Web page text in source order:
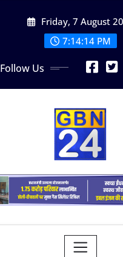
Friday, 7 August
7:14:16 PM
Follow Us